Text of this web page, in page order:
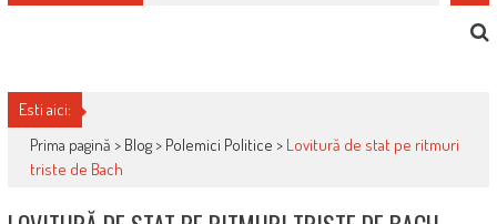
Esti aici:
Prima pagină > Blog> Polemici Politice > Lovitură de stat pe ritmuri
triste de Bach